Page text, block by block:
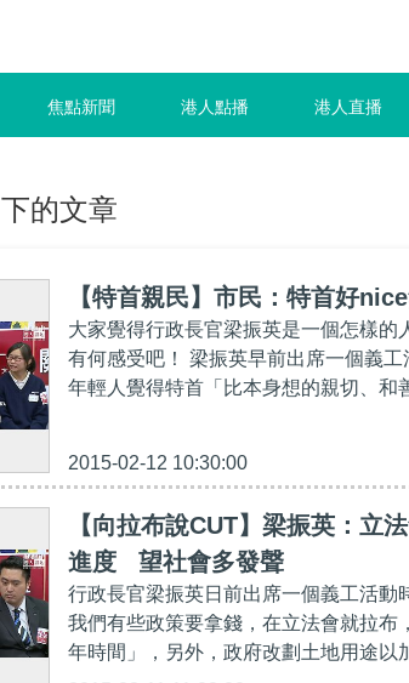
焦點新聞 港人點播 港人直播
下的文章
【特首親民】市民：特首好
大家覺得行政長官梁振英是一個怎樣
有何感受吧！ 梁振英早前出席一個義
年輕人覺得特首「比本身想的親切、和
2015-02-12 10:30:00
【向拉布說CUT】梁振英：立
進度 望社會多發聲
行政長官梁振英日前出席一個義工活動
我們有些政策要拿錢，在立法會就拉
年時間」，另外，政府改劃土地用途以